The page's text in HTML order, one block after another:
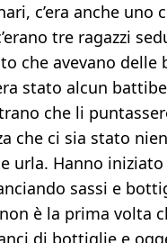
c’era anche uno
tre ragazzi
che avevano
stato alcun
che li
che ci sia stato
urla. Hanno
sassi e
è la prima volta
di bottiglie e